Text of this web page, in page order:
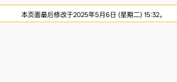
本页面最后修改于2025年5月6日 (星期二) 15:32。